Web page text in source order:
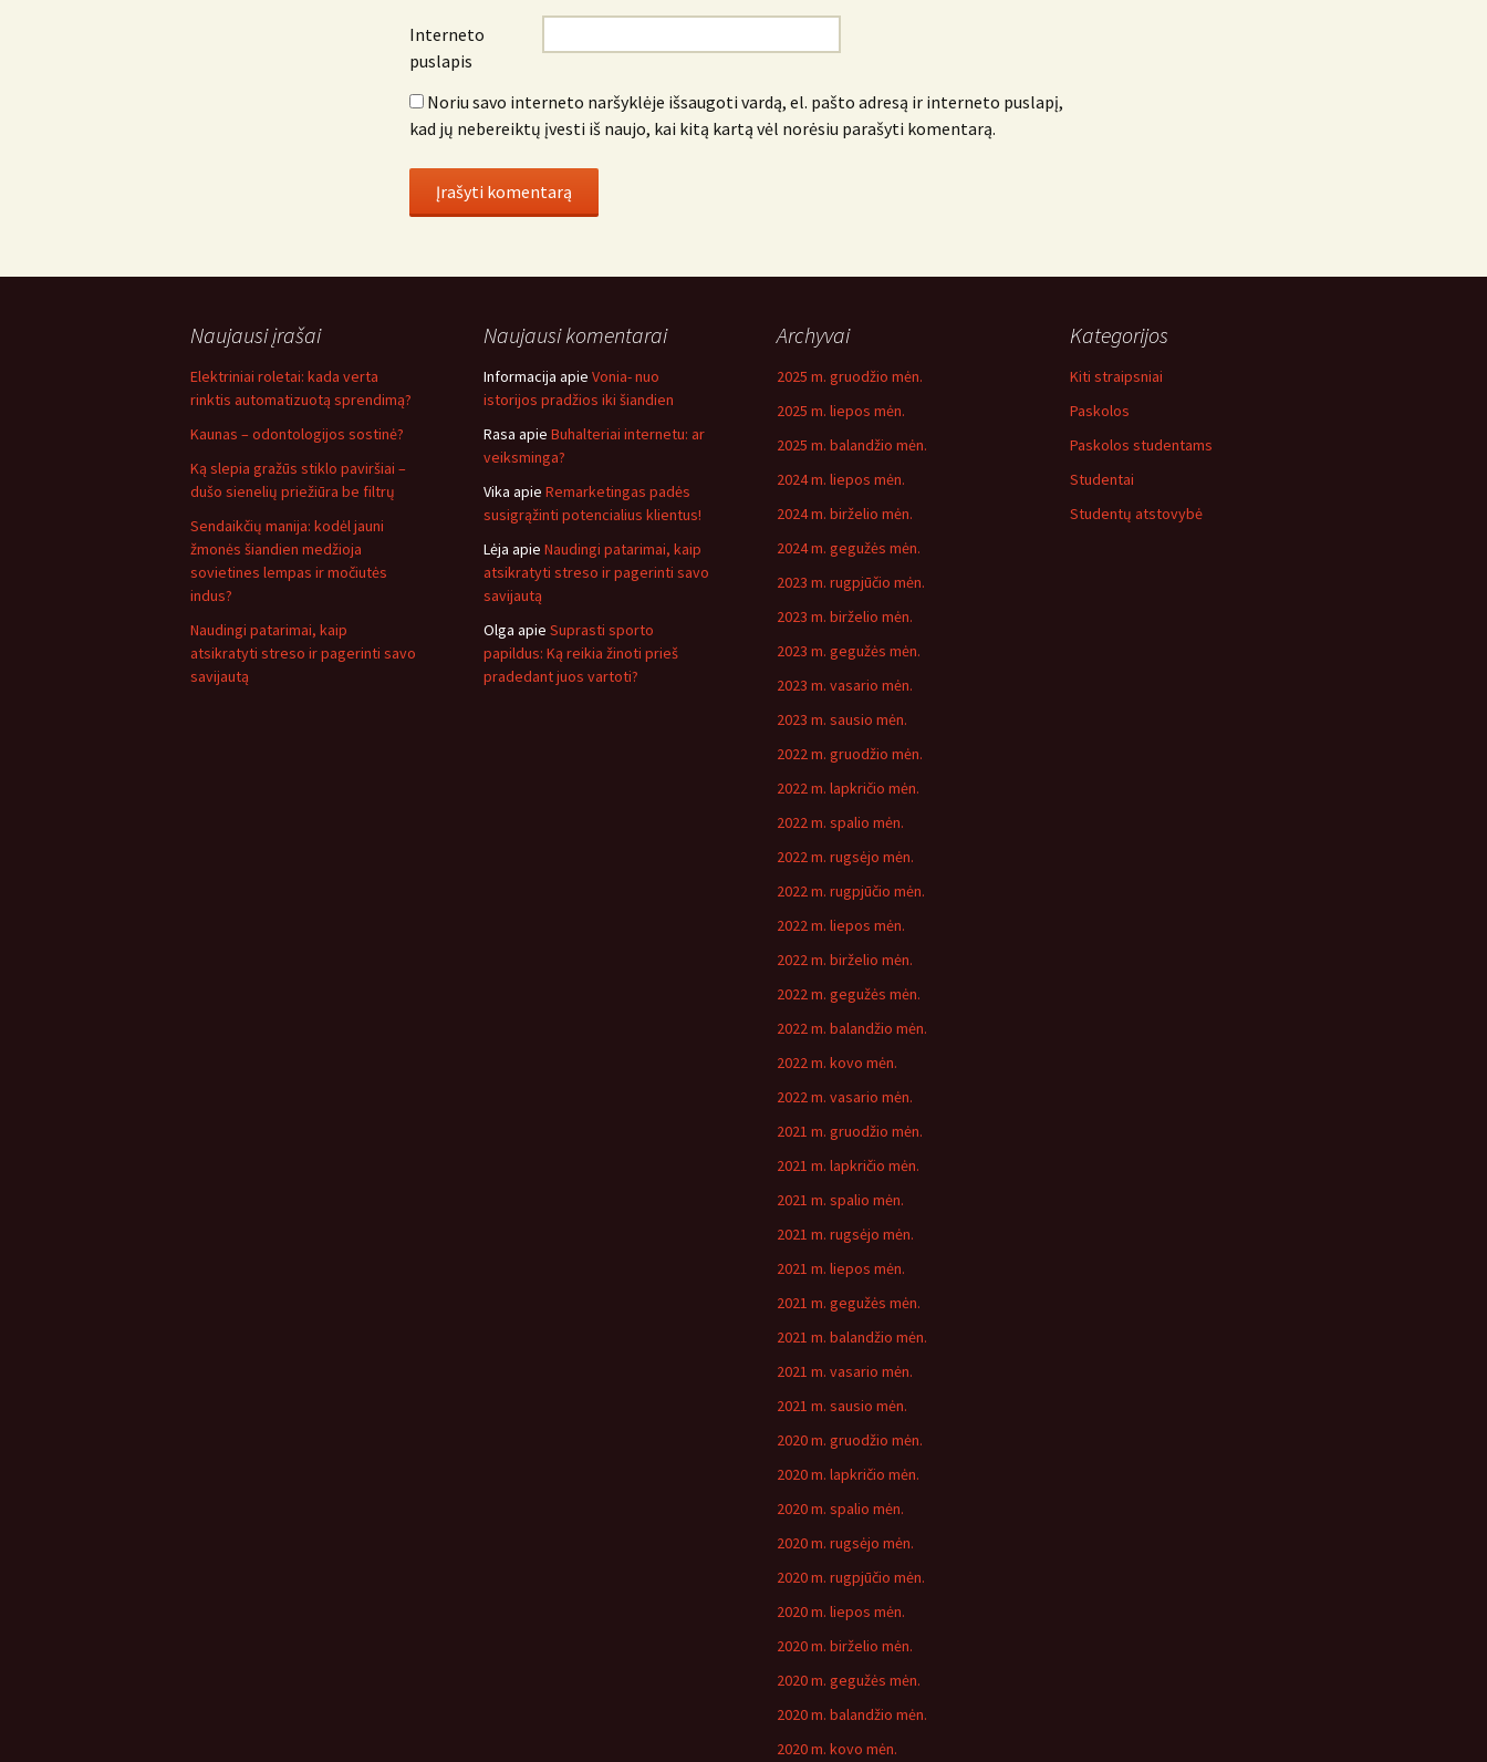
Interneto
puslapis
Noriu savo interneto naršyklėje išsaugoti vardą, el. pašto adresą ir interneto puslapį,
kad jų nebereiktų įvesti iš naujo, kai kitą kartą vėl norėsiu parašyti komentarą.
Naujausi įrašai
Elektriniai roletai: kada verta
rinktis automatizuotą sprendimą?
Kaunas – odontologijos sostinė?
Ką slepia gražūs stiklo paviršiai –
dušo sienelių priežiūra be filtrų
Sendaikčių manija: kodėl jauni
žmonės šiandien medžioja
sovietines lempas ir močiutės
indus?
Naudingi patarimai, kaip
atsikratyti streso ir pagerinti savo
savijautą
Naujausi komentarai
Informacija apie Vonia- nuo
istorijos pradžios iki šiandien
Rasa apie Buhalteriai internetu: ar
veiksminga?
Vika apie Remarketingas padės
susigrąžinti potencialius klientus!
Lėja apie Naudingi patarimai, kaip
atsikratyti streso ir pagerinti savo
savijautą
Olga apie Suprasti sporto
papildus: Ką reikia žinoti prieš
pradedant juos vartoti?
Archyvai
2025 m. gruodžio mėn.
2025 m. liepos mėn.
2025 m. balandžio mėn.
2024 m. liepos mėn.
2024 m. birželio mėn.
2024 m. gegužės mėn.
2023 m. rugpjūčio mėn.
2023 m. birželio mėn.
2023 m. gegužės mėn.
2023 m. vasario mėn.
2023 m. sausio mėn.
2022 m. gruodžio mėn.
2022 m. lapkričio mėn.
2022 m. spalio mėn.
2022 m. rugsėjo mėn.
2022 m. rugpjūčio mėn.
2022 m. liepos mėn.
2022 m. birželio mėn.
2022 m. gegužės mėn.
2022 m. balandžio mėn.
2022 m. kovo mėn.
2022 m. vasario mėn.
2021 m. gruodžio mėn.
2021 m. lapkričio mėn.
2021 m. spalio mėn.
2021 m. rugsėjo mėn.
2021 m. liepos mėn.
2021 m. gegužės mėn.
2021 m. balandžio mėn.
2021 m. vasario mėn.
2021 m. sausio mėn.
2020 m. gruodžio mėn.
2020 m. lapkričio mėn.
2020 m. spalio mėn.
2020 m. rugsėjo mėn.
2020 m. rugpjūčio mėn.
2020 m. liepos mėn.
2020 m. birželio mėn.
2020 m. gegužės mėn.
2020 m. balandžio mėn.
2020 m. kovo mėn.
Kategorijos
Kiti straipsniai
Paskolos
Paskolos studentams
Studentai
Studentų atstovybė